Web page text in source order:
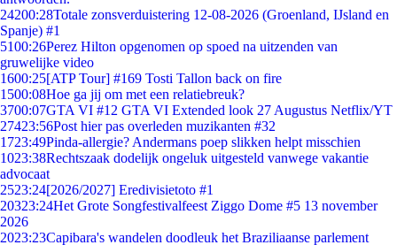
24200:28Totale zonsverduistering 12-08-2026 (Groenland, IJsland en
Spanje) #1
5100:26Perez Hilton opgenomen op spoed na uitzenden van
gruwelijke video
1600:25[ATP Tour] #169 Tosti Tallon back on fire
1500:08Hoe ga jij om met een relatiebreuk?
3700:07GTA VI #12 GTA VI Extended look 27 Augustus Netflix/YT
27423:56Post hier pas overleden muzikanten #32
1723:49Pinda-allergie? Andermans poep slikken helpt misschien
1023:38Rechtszaak dodelijk ongeluk uitgesteld vanwege vakantie
advocaat
2523:24[2026/2027] Eredivisietoto #1
20323:24Het Grote Songfestivalfeest Ziggo Dome #5 13 november
2026
2023:23Capibara's wandelen doodleuk het Braziliaanse parlement